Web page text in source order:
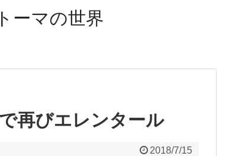
ーマの世界
再びエレンタール
2018/7/15